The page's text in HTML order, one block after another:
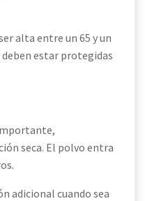
alta entre un 65 y un
deben estar protegidas
seca. El polvo entra
adicional cuando sea